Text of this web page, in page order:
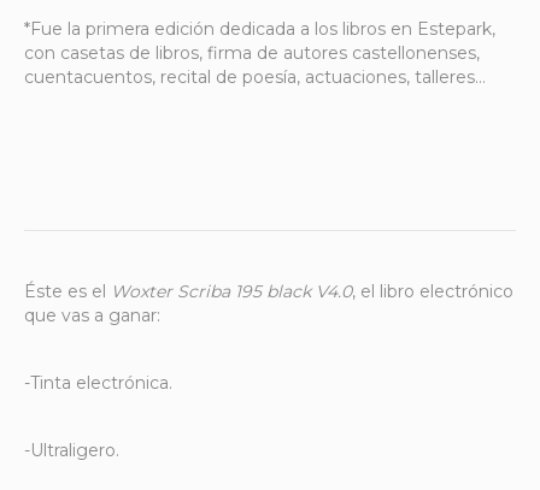
*Fue la primera edición dedicada a los libros en Estepark,
con casetas de libros, firma de autores castellonenses,
cuentacuentos, recital de poesía, actuaciones, talleres…
Éste es el Woxter Scriba 195 black V4.0, el libro electrónico
que vas a ganar:
-Tinta electrónica.
-Ultraligero.